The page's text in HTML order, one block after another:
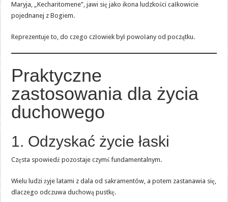
Maryja, „Kecharitomene”, jawi się jako ikona ludzkości całkowicie
pojednanej z Bogiem.
Reprezentuje to, do czego człowiek był powołany od początku.
Praktyczne
zastosowania dla życia
duchowego
1. Odzyskać życie łaski
Częsta spowiedź pozostaje czymś fundamentalnym.
Wielu ludzi żyje latami z dala od sakramentów, a potem zastanawia się,
dlaczego odczuwa duchową pustkę.